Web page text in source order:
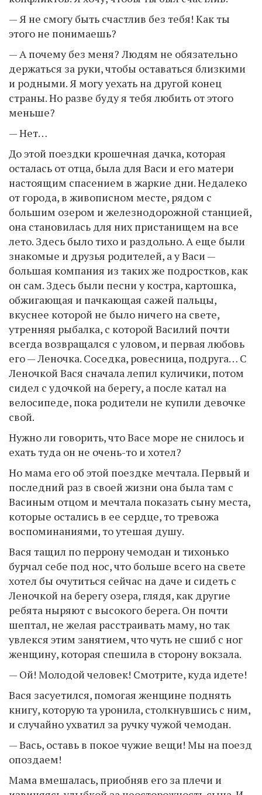
— Я не смогу быть счастлив без тебя! Как ты
этого не понимаешь?
— А почему без меня? Людям не обязательно
держаться за руки, чтобы оставаться близкими
и родными. Я могу уехать на другой конец
страны. Но разве буду я тебя любить от этого
меньше?
— Нет…
До этой поездки крошечная дачка, которая
осталась от отца, была для Васи и его матери
настоящим спасением в жаркие дни. Недалеко
от города, в живописном месте, рядом с
большим озером и железнодорожной станцией,
она становилась для них пристанищем на все
лето. Здесь было тихо и раздольно. А еще были
знакомые и друзья родителей, а у Васи —
большая компания из таких же подростков, как
он сам. Здесь были песни у костра, картошка,
обжигающая и пачкающая сажей пальцы,
вкуснее которой не было ничего на свете,
утренняя рыбалка, с которой Василий почти
всегда возвращался с уловом, и первая любовь
его — Леночка. Соседка, ровесница, подруга… С
Леночкой Вася сначала лепил куличики, потом
сидел с удочкой на берегу, а после катал на
велосипеде, пока родители не купили девочке
свой.
Нужно ли говорить, что Васе море не снилось и
ехать туда он не очень-то и хотел?
Но мама его об этой поездке мечтала. Первый и
последний раз в своей жизни она была там с
Васиным отцом и мечтала показать сыну места,
которые остались в ее сердце, то тревожа
воспоминаниями, то утешая душу.
Вася тащил по перрону чемодан и тихонько
бурчал себе под нос, что больше всего на свете
хотел бы очутиться сейчас на даче и сидеть с
Леночкой на берегу озера, глядя, как другие
ребята ныряют с высокого берега. Он почти
шептал, не желая расстраивать маму, но так
увлекся этим занятием, что чуть не сшиб с ног
женщину, которая спешила в сторону вокзала.
— Ой! Молодой человек! Смотрите, куда идете!
Вася засуетился, помогая женщине поднять
книгу, которую та уронила, столкнувшись с ним,
и случайно ухватил за ручку чужой чемодан.
— Вась, оставь в покое чужие вещи! Мы на поезд
опоздаем!
Мама вмешалась, приобняв его за плечи и